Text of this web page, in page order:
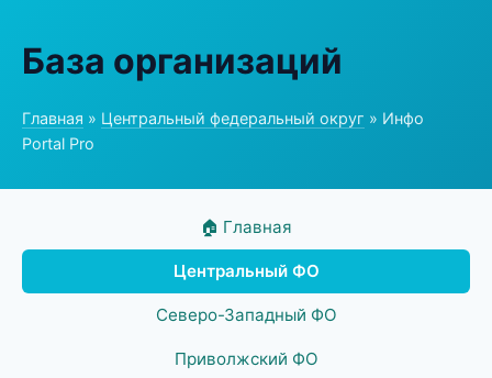
База организаций
Главная » Центральный федеральный округ » Инфо
Portal Pro
🏠 Главная
Центральный ФО
Северо-Западный ФО
Приволжский ФО